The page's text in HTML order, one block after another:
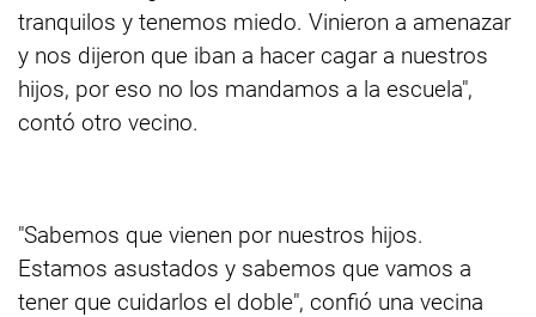
tranquilos y tenemos miedo. Vinieron a amenazar
y nos dijeron que iban a hacer cagar a nuestros
hijos, por eso no los mandamos a la escuela",
contó otro vecino.
"Sabemos que vienen por nuestros hijos.
Estamos asustados y sabemos que vamos a
tener que cuidarlos el doble", confió una vecina